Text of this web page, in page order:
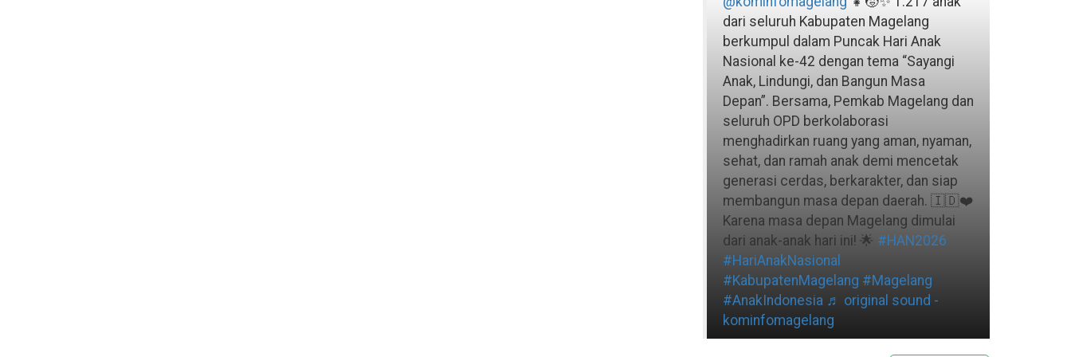
dari seluruh Kabupaten Magelang
berkumpul dalam Puncak Hari Anak
Nasional ke-42 dengan tema “Sayangi
Anak, Lindungi, dan Bangun Masa
Depan”. Bersama, Pemkab Magelang dan
seluruh OPD berkolaborasi
menghadirkan ruang yang aman, nyaman,
sehat, dan ramah anak demi mencetak
generasi cerdas, berkarakter, dan siap
membangun masa depan daerah. 🇮🇩❤️
Karena masa depan Magelang dimulai
dari anak-anak hari ini! 🌟 #HAN2026
#HariAnakNasional
#KabupatenMagelang #Magelang
#AnakIndonesia ♬ original sound -
kominfomagelang